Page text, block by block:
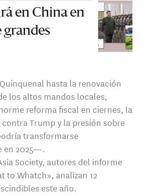
en China en
grandes
hasta la renovación
los altos mandos locales,
reforma fiscal en ciernes, la
Trump y la presión sobre
transformarse
en 2025—.
Society, autores del informe
to Whatch», analizan 12
este año.